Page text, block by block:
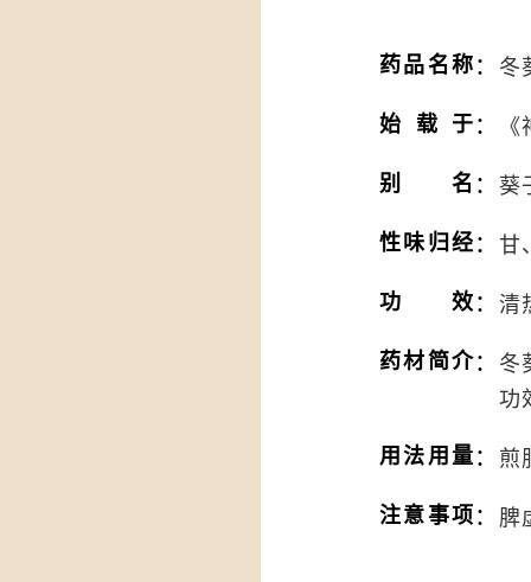
药品名称： 冬
始载于：
别名 ： 葵
性味归经： 甘
功效： 清
药材简介： 冬
功
用法用量： 煎
注意事项： 脾